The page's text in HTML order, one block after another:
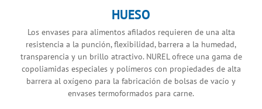
HUESO
Los envases para alimentos afilados requieren de una alta
resistencia a la punción, flexibilidad, barrera a la humedad,
transparencia y un brillo atractivo. NUREL ofrece una gama de
copoliamidas especiales y polímeros con propiedades de alta
barrera al oxígeno para la fabricación de bolsas de vacío y
envases termoformados para carne.